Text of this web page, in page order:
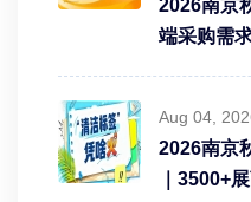
2026南京
端采购需
Aug 04,
2026南京
｜3500+